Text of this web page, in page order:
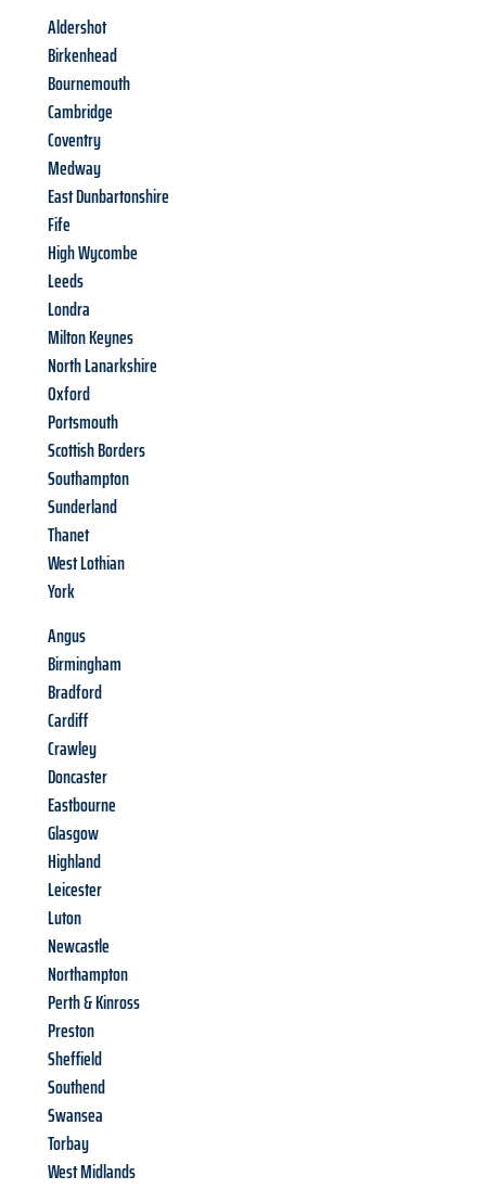
Aldershot
Birkenhead
Bournemouth
Cambridge
Coventry
Medway
East Dunbartonshire
Fife
High Wycombe
Leeds
Londra
Milton Keynes
North Lanarkshire
Oxford
Portsmouth
Scottish Borders
Southampton
Sunderland
Thanet
West Lothian
York
Angus
Birmingham
Bradford
Cardiff
Crawley
Doncaster
Eastbourne
Glasgow
Highland
Leicester
Luton
Newcastle
Northampton
Perth & Kinross
Preston
Sheffield
Southend
Swansea
Torbay
West Midlands